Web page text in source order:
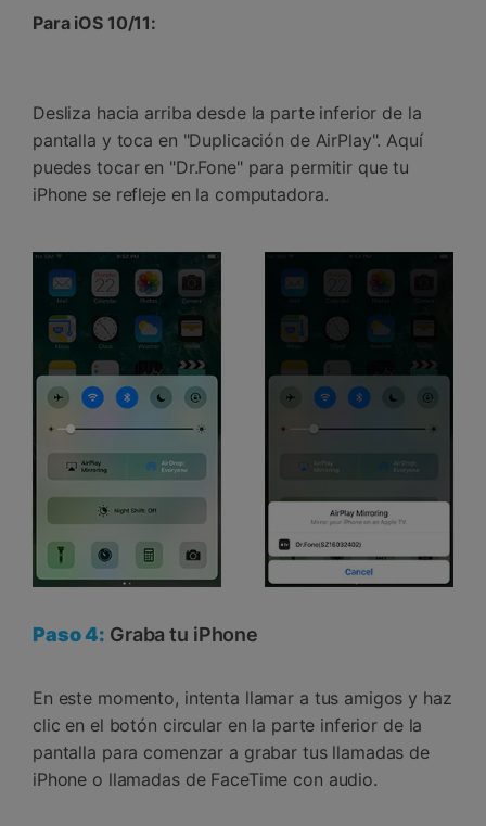
Para iOS 10/11:
Desliza hacia arriba desde la parte inferior de la
pantalla y toca en "Duplicación de AirPlay". Aquí
puedes tocar en "Dr.Fone" para permitir que tu
iPhone se refleje en la computadora.
Paso 4: Graba tu iPhone
En este momento, intenta llamar a tus amigos y haz
clic en el botón circular en la parte inferior de la
pantalla para comenzar a grabar tus llamadas de
iPhone o llamadas de FaceTime con audio.